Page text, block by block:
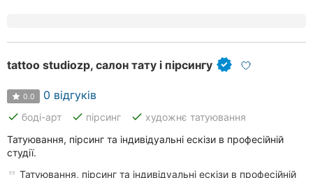
tattoo studiozp, салон тату і пірсингу
0.0 0 відгуків
done боді-арт done пірсинг done художнє татуювання
Татуювання, пірсинг та індивідуальні ескізи в професійній
студії.
Татуювання, пірсинг та індивідуальні ескізи в професійній